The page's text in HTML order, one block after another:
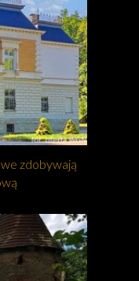
zdobywają